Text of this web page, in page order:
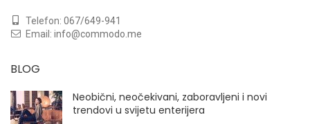
Telefon: 067/649-941
Email: info@commodo.me
BLOG
Neobični, neočekivani, zaboravljeni i novi
trendovi u svijetu enterijera